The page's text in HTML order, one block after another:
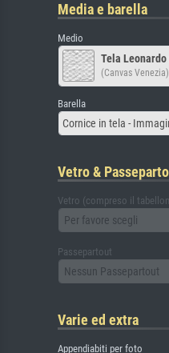
Media e barella
Medio
Tela
(Canvas Venezia)
Barella
Cornice in tela -
Vetro &
Vetro (compreso il
Per favore scegli
Passepartout
Nessun Passepartout
Varie ed extra
Appendiabiti per foto